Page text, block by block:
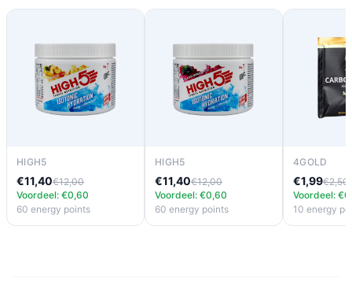
HIGH5
€11,40€12,00
Voordeel: €0,60
60 energy points
HIGH5
€11,40€12,00
Voordeel: €0,60
60 energy points
4GOLD
€1,99€2,50
Voordeel:
10 energy